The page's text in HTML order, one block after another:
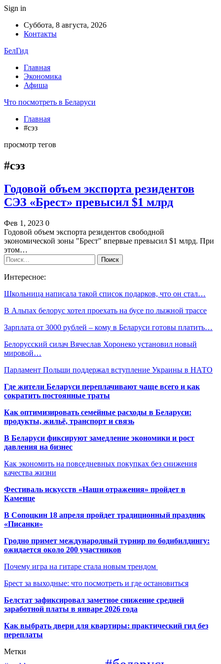
Sign in
Суббота, 8 августа, 2026
Контакты
БелГид
Главная
Экономика
Афиша
Что посмотреть в Беларуси
Главная
#сэз
просмотр тегов
#сэз
Годовой объем экспорта резидентов
СЭЗ «Брест» превысил $1 млрд
Фев 1, 2023 0
Годовой объем экспорта резидентов свободной
экономической зоны "Брест" впервые превысил $1 млрд. При
этом…
Интересное:
Школьница написала такой список подарков, что он стал…
В Альпах белорус хотел проехать на бусе по лыжной трассе
Зарплата от 3000 рублей – кому в Беларуси готовы платить…
Белорусский силач Вячеслав Хоронеко установил новый
мировой…
Парламент Польши поддержал вступление Украины в НАТО
Где жители Беларуси переплачивают чаще всего и как
сократить постоянные траты
Как оптимизировать семейные расходы в Беларуси:
продукты, жильё, транспорт и связь
В Беларуси фиксируют замедление экономики и рост
давления на бизнес
Как экономить на повседневных покупках без снижения
качества жизни
Фестиваль искусств «Наши отражения» пройдет в
Каменце
В Сопоцкин 18 апреля пройдет традиционный праздник
«Писанки»
Гродно примет международный турнир по бодибилдингу:
ожидается около 200 участников
Почему игра на гитаре стала новым трендом
Брест за выходные: что посмотреть и где остановиться
Белстат зафиксировал заметное снижение средней
заработной платы в январе 2026 года
Как выбрать двери для квартиры: практический гид без
переплаты
Метки